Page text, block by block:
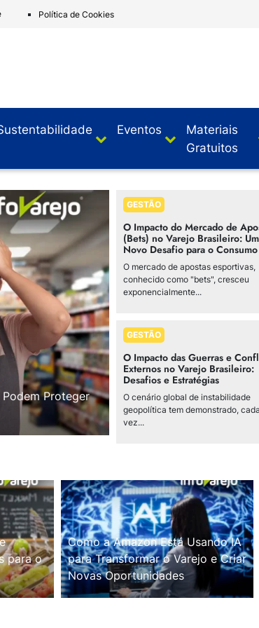
Política de Cookies
Eventos
Materiais
Gratuitos
Proteger
GESTÃO
O Impacto do Mercado de
(Bets) no Varejo Brasileiro: Um
Novo Desafio para o Consumo
O mercado de apostas esportivas,
conhecido como "bets", cresceu
exponencialmente...
GESTÃO
O Impacto das Guerras e
Externos no Varejo Brasileiro:
Desafios e Estratégias
O cenário global de instabilidade
geopolítica tem demonstrado, cada
vez...
para o
Como a Amazon Está Usando IA
para Transformar o Varejo e Criar
Novas Oportunidades